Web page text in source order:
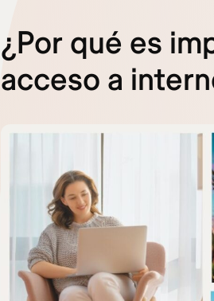
¿Por qué es
acceso a